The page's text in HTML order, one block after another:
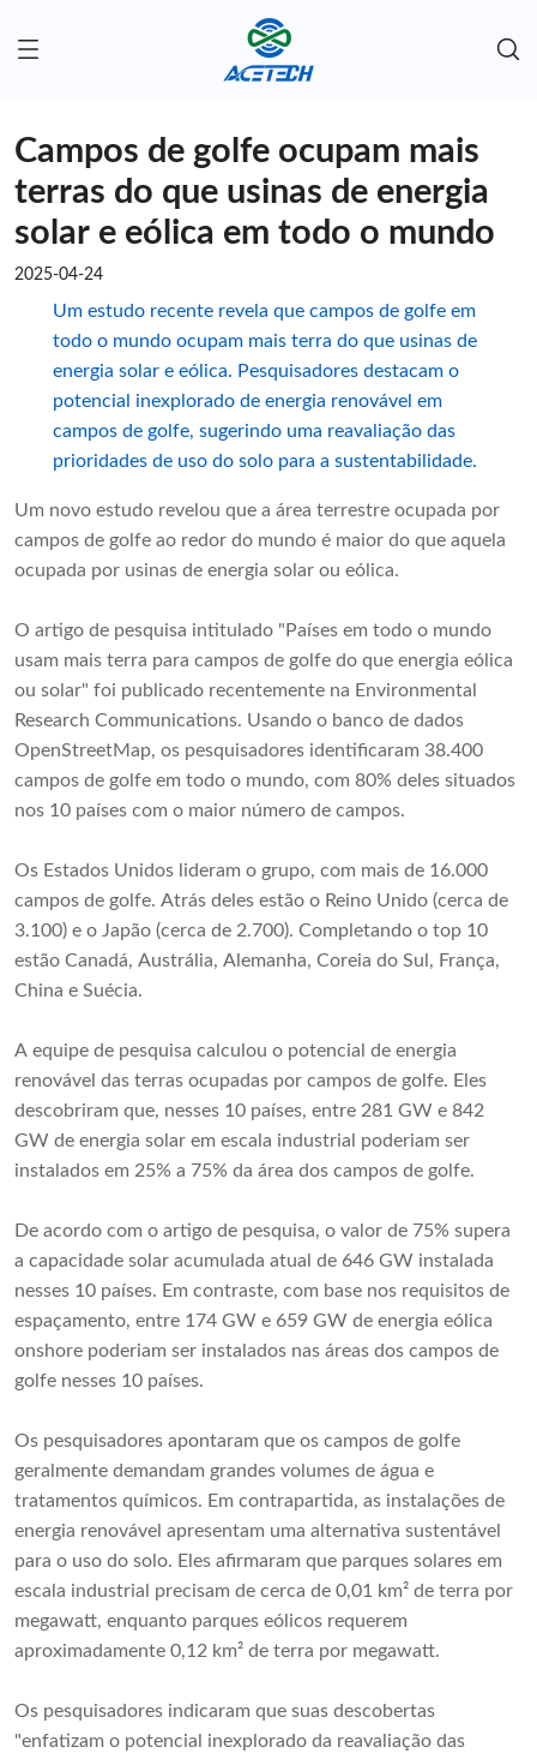
Campos de golfe ocupam mais
terras do que usinas de energia
solar e eólica em todo o mundo
2025-04-24
Um estudo recente revela que campos de golfe em
todo o mundo ocupam mais terra do que usinas de
energia solar e eólica. Pesquisadores destacam o
potencial inexplorado de energia renovável em
campos de golfe, sugerindo uma reavaliação das
prioridades de uso do solo para a sustentabilidade.
Um novo estudo revelou que a área terrestre ocupada por
campos de golfe ao redor do mundo é maior do que aquela
ocupada por usinas de energia solar ou eólica.
O artigo de pesquisa intitulado "Países em todo o mundo
usam mais terra para campos de golfe do que energia eólica
ou solar" foi publicado recentemente na Environmental
Research Communications. Usando o banco de dados
OpenStreetMap, os pesquisadores identificaram 38.400
campos de golfe em todo o mundo, com 80% deles situados
nos 10 países com o maior número de campos.
Os Estados Unidos lideram o grupo, com mais de 16.000
campos de golfe. Atrás deles estão o Reino Unido (cerca de
3.100) e o Japão (cerca de 2.700). Completando o top 10
estão Canadá, Austrália, Alemanha, Coreia do Sul, França,
China e Suécia.
A equipe de pesquisa calculou o potencial de energia
renovável das terras ocupadas por campos de golfe. Eles
descobriram que, nesses 10 países, entre 281 GW e 842
GW de energia solar em escala industrial poderiam ser
instalados em 25% a 75% da área dos campos de golfe.
De acordo com o artigo de pesquisa, o valor de 75% supera
a capacidade solar acumulada atual de 646 GW instalada
nesses 10 países. Em contraste, com base nos requisitos de
espaçamento, entre 174 GW e 659 GW de energia eólica
onshore poderiam ser instalados nas áreas dos campos de
golfe nesses 10 países.
Os pesquisadores apontaram que os campos de golfe
geralmente demandam grandes volumes de água e
tratamentos químicos. Em contrapartida, as instalações de
energia renovável apresentam uma alternativa sustentável
para o uso do solo. Eles afirmaram que parques solares em
escala industrial precisam de cerca de 0,01 km² de terra por
megawatt, enquanto parques eólicos requerem
aproximadamente 0,12 km² de terra por megawatt.
Os pesquisadores indicaram que suas descobertas
"enfatizam o potencial inexplorado da reavaliação das